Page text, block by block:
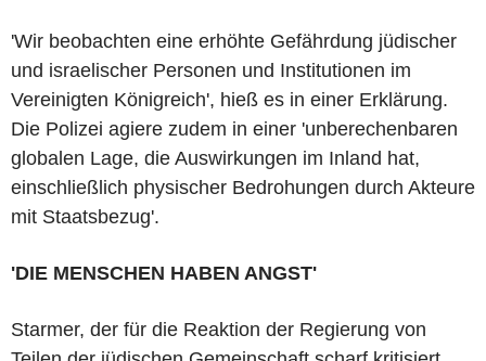
'Wir beobachten eine erhöhte Gefährdung jüdischer
und israelischer Personen und Institutionen im
Vereinigten Königreich', hieß es in einer Erklärung.
Die Polizei agiere zudem in einer 'unberechenbaren
globalen Lage, die Auswirkungen im Inland hat,
einschließlich physischer Bedrohungen durch Akteure
mit Staatsbezug'.
'DIE MENSCHEN HABEN ANGST'
Starmer, der für die Reaktion der Regierung von